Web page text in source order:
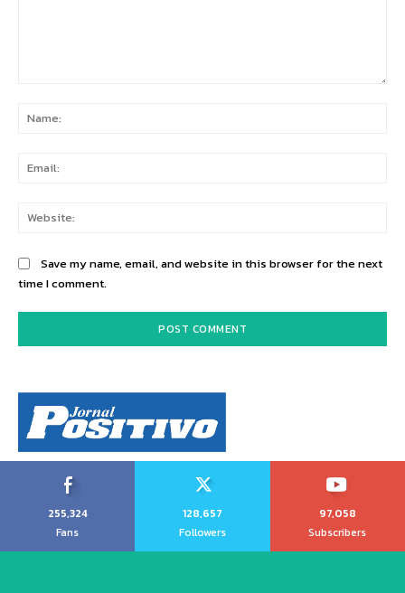
Save my name, email, and website in this browser for the next
time I comment.
255,324
Fans
128,657
Followers
97,058
Subscribers